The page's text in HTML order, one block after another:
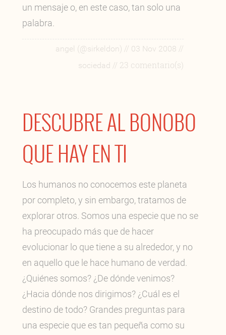
un mensaje o, en este caso, tan solo una
palabra.
angel (@sirkeldon) // 03 Nov 2008 //
sociedad // 23 comentario(s)
DESCUBRE AL BONOBO
QUE HAY EN TI
Los humanos no conocemos este planeta
por completo, y sin embargo, tratamos de
explorar otros. Somos una especie que no se
ha preocupado más que de hacer
evolucionar lo que tiene a su alrededor, y no
en aquello que le hace humano de verdad.
¿Quiénes somos? ¿De dónde venimos?
¿Hacia dónde nos dirigimos? ¿Cuál es el
destino de todo? Grandes preguntas para
una especie que es tan pequeña como su